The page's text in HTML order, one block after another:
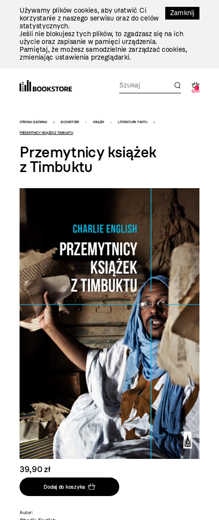
Zamknij
Używamy plików cookies, aby ułatwić Ci
korzystanie z naszego serwisu oraz do celów
statystycznych.
Jeśli nie blokujesz tych plików, to zgadzasz się na ich
użycie oraz zapisanie w pamięci urządzenia.
Pamiętaj, że możesz samodzielnie zarządzać cookies,
zmieniając ustawienia przeglądarki.
0
0,00
Bookstore
-
szablon
szczegóły
STRONA GŁÓWNA BOOKSTORE KSIĄŻKI LITERATURA FAKTU
PRZEMYTNICY KSIĄŻEK Z TIMBUKTU
Przemytnicy książek
z Timbuktu
39,90 zł
Dodaj do koszyka
Autor: